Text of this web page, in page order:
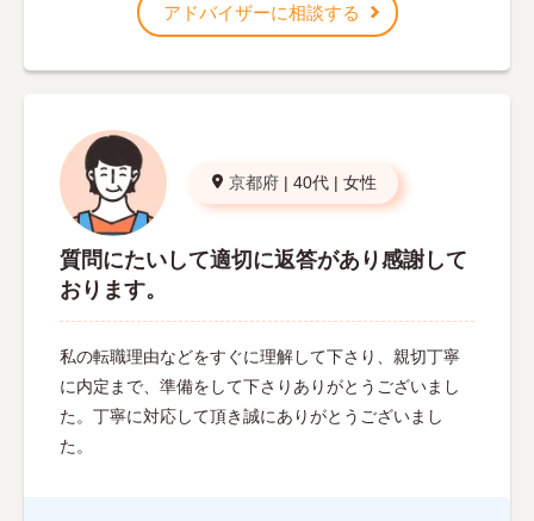
アドバイザーに相談する
京都府 | 40代 | 女性
質問にたいして適切に返答があり感謝して
おります。
私の転職理由などをすぐに理解して下さり、親切丁寧
に内定まで、準備をして下さりありがとうございまし
た。丁寧に対応して頂き誠にありがとうございまし
た。